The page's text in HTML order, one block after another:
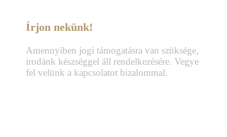
Írjon nekünk!
Amennyiben jogi támogatásra van szüksége,
irodánk készséggel áll rendelkezésére. Vegye
fel velünk a kapcsolatot bizalommal.